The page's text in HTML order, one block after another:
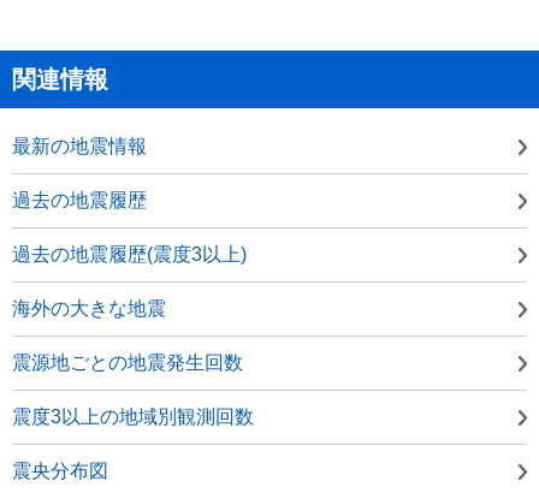
関連情報
最新の地震情報
過去の地震履歴
過去の地震履歴(震度3以上)
海外の大きな地震
震源地ごとの地震発生回数
震度3以上の地域別観測回数
震央分布図